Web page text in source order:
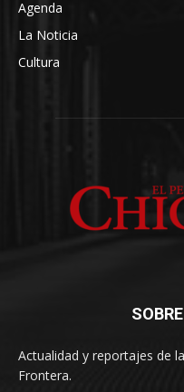
Agenda
La Noticia
Cultura
Actualidad y reportajes de
Frontera.